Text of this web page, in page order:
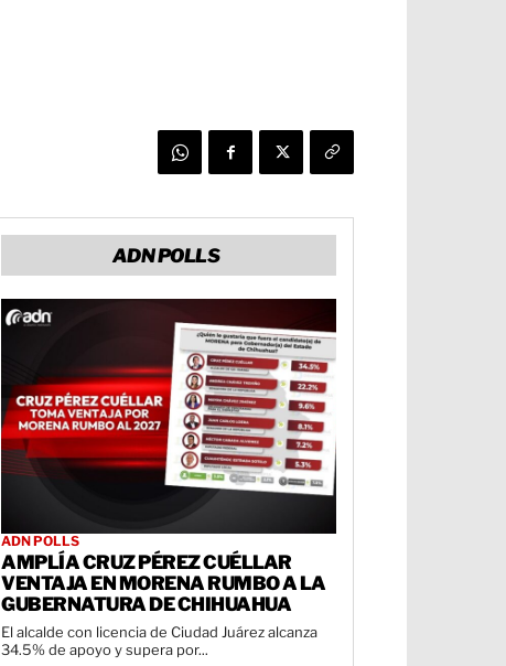
ADN POLLS
ADN POLLS
AMPLÍA CRUZ PÉREZ CUÉLLAR
VENTAJA EN MORENA RUMBO A LA
GUBERNATURA DE CHIHUAHUA
El alcalde con licencia de Ciudad Juárez alcanza
34.5% de apoyo y supera por...